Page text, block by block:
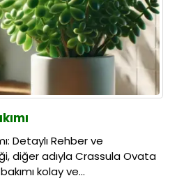
Detaylı Rehber ve
diğer adıyla Crassula Ovata
kolay ve...